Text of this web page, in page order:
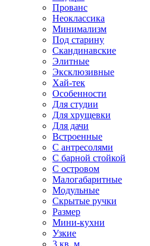
Прованс
Неоклассика
Минимализм
Под старину
Скандинавские
Элитные
Эксклюзивные
Хай-тек
Особенности
Для студии
Для хрущевки
Для дачи
Встроенные
С антресолями
С барной стойкой
С островом
Малогабаритные
Модульные
Скрытые ручки
Размер
Мини-кухни
Узкие
3 кв. м.